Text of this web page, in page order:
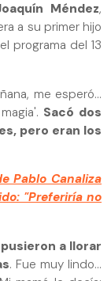
Méndez,
a su primer hijo
programa del 13
me esperó...
Sacó dos
pero eran los
Pablo Canaliza
"Preferiría no
a llorar
. Fue muy lindo...